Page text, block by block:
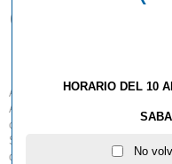
Goma Dr
A-B-S 3 PRO es la tercera
Associated de Italia. El
conocida goma Anti Spin A-B-
Su velocidad se sitúa entre la
del grosor de la esponja. El
HORARIO DEL 10
No